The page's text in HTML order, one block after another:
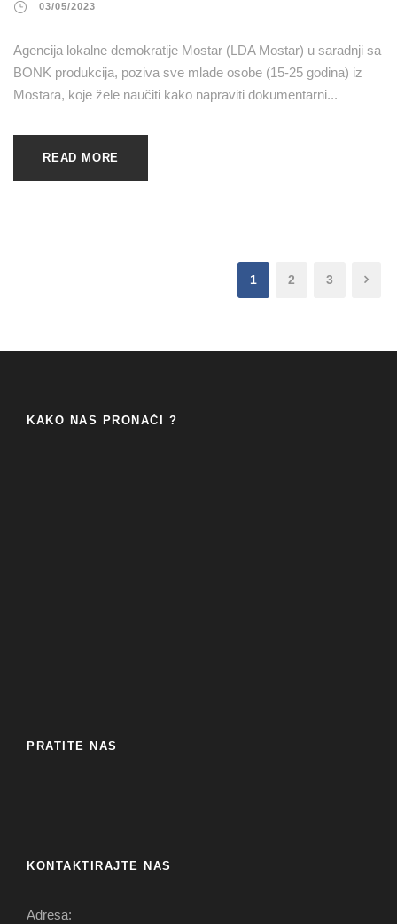
03/05/2023
Agencija lokalne demokratije Mostar (LDA Mostar) u saradnji sa
BONK produkcija, poziva sve mlade osobe (15-25 godina) iz
Mostara, koje žele naučiti kako napraviti dokumentarni...
READ MORE
1 2 3
KAKO NAS PRONAĆI ?
PRATITE NAS
KONTAKTIRAJTE NAS
Adresa: